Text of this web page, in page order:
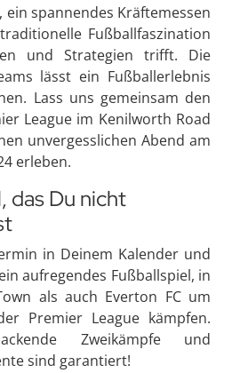
ein spannendes Kräftemessen
Fußballfaszination
und Strategien trifft. Die
lässt ein Fußballerlebnis
Lass uns gemeinsam den
League im Kenilworth Road
unvergesslichen Abend am
erleben.
das Du nicht
in Deinem Kalender und
aufregendes Fußballspiel, in
als auch Everton FC um
Premier League kämpfen.
Zweikämpfe und
sind garantiert!